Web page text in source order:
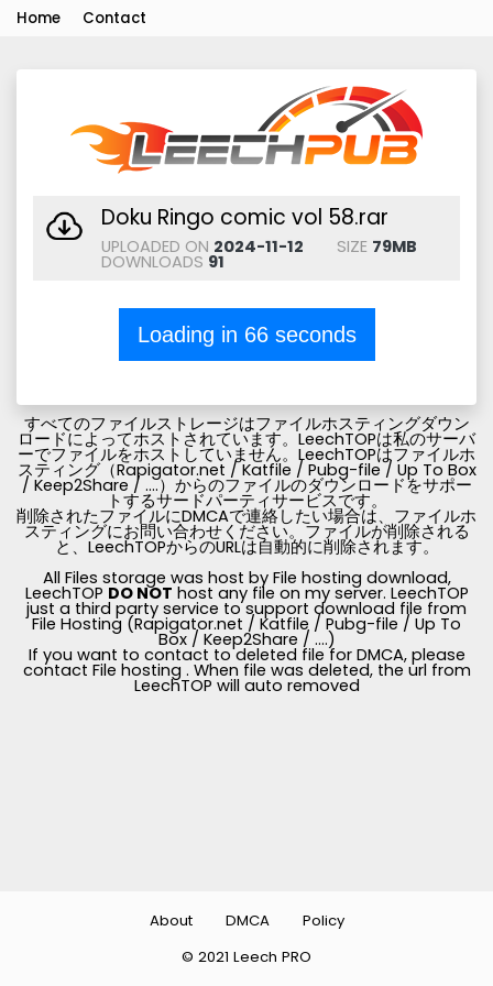
Home Contact
Doku Ringo comic vol 58.rar
UPLOADED ON 2024-11-12 SIZE 79MB
DOWNLOADS 91
Loading in 66seconds
すべてのファイルストレージはファイルホスティングダウン
ロードによってホストされています。LeechTOPは私のサーバ
ーでファイルをホストしていません。LeechTOPはファイルホ
スティング（Rapigator.net / Katfile / Pubg-file / Up To Box
/ Keep2Share / ....）からのファイルのダウンロードをサポー
トするサードパーティサービスです。
削除されたファイルにDMCAで連絡したい場合は、ファイルホ
スティングにお問い合わせください。ファイルが削除される
と、LeechTOPからのURLは自動的に削除されます。
All Files storage was host by File hosting download,
LeechTOP DO NOT host any file on my server. LeechTOP
just a third party service to support download file from
File Hosting (Rapigator.net / Katfile / Pubg-file / Up To
Box / Keep2Share / ....)
If you want to contact to deleted file for DMCA, please
contact File hosting . When file was deleted, the url from
LeechTOP will auto removed
© 2021 Leech PRO
About DMCA Policy